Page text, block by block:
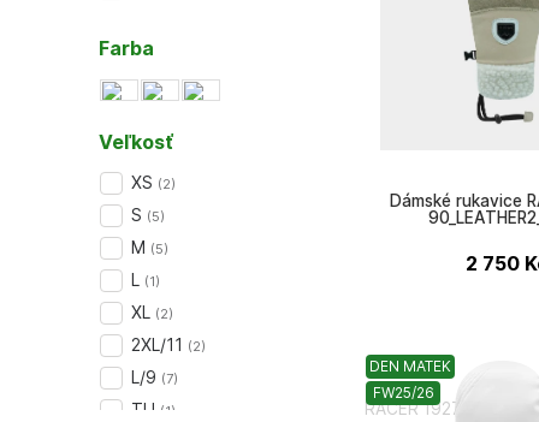
RACER 1927
Dámské rukavice
2 750
DEN MATEK
FW25/26
Farba
Veľkosť
XS (2)
S (5)
M (5)
L (1)
XL (2)
2XL/11 (2)
L/9 (7)
TU (1)